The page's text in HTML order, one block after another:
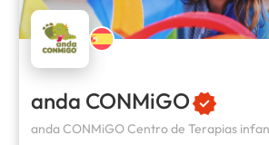
anda CONMiGO
anda CONMiGO Centro de Terapias